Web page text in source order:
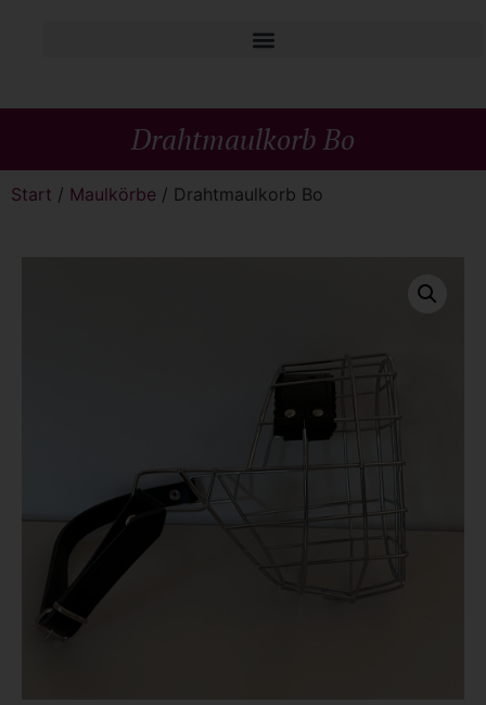
Drahtmaulkorb Bo
Start / Maulkörbe / Drahtmaulkorb Bo